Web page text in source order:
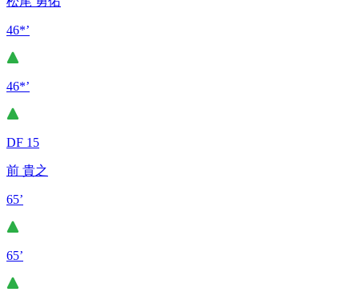
46*’
46*’
DF 15
前 貴之
65’
65’